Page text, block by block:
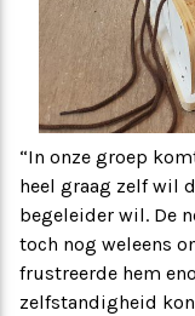
“In onze groep
heel graag zelf wil
begeleider wil. De
toch nog weleens
frustreerde hem
zelfstandigheid